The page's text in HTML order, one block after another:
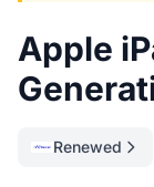
Apple
Renewed